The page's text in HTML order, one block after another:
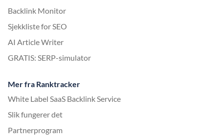
Backlink Monitor
Sjekkliste for SEO
AI Article Writer
GRATIS: SERP-simulator
Mer fra Ranktracker
White Label SaaS Backlink Service
Slik fungerer det
Partnerprogram